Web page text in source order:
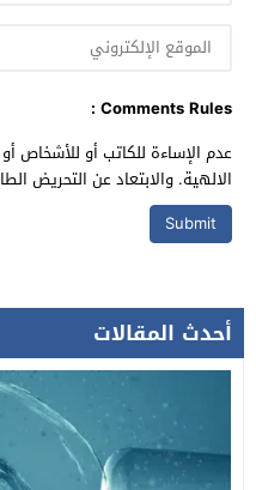
Comments Rules :
عدم الإساءة للكاتب أو للأشخاص
الالهية. والابتعاد عن التحريض
أحدث المقالات